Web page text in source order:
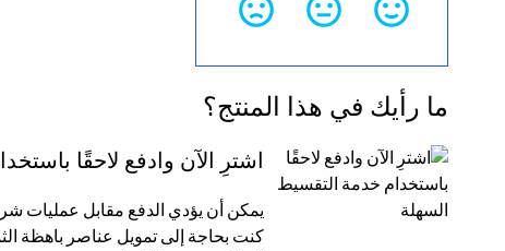
ما رأيك في هذا المنتج؟
اشترِ الآن وادفع لاحقًا
كنت بحاجة إلى تمويل عناصر باهظة